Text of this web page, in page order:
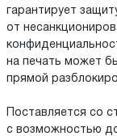
гарантирует
от
на печать может
прямой
Поставляется со
с возможностью